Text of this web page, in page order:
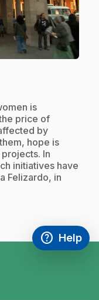
is
price of
by
hope is
In
initiatives have
Felizardo, in
help
Access
Help
,This link